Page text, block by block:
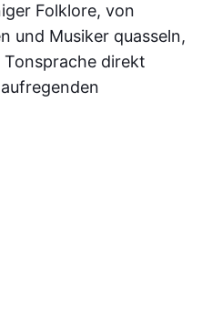
Folklore, von
und Musiker quasseln,
direkt